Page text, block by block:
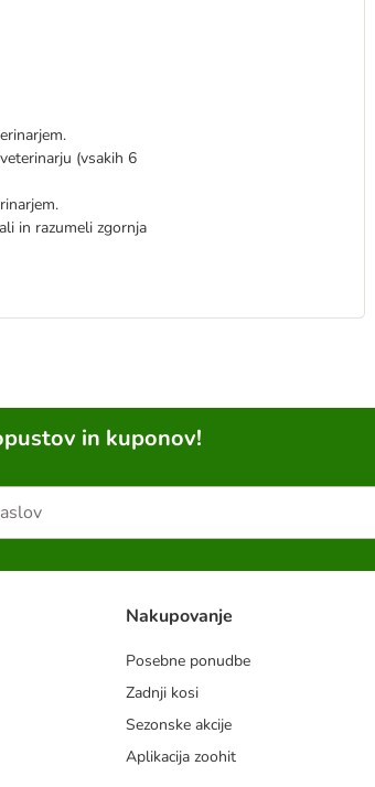
(vsakih 6
in razumeli zgornja
in kuponov!
Nakupovanje
Posebne ponudbe
Zadnji kosi
Sezonske akcije
Aplikacija zoohit